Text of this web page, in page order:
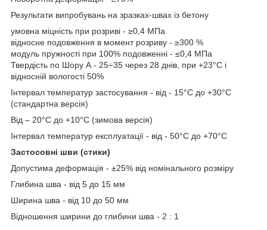
Результати випробувань на зразках-швах із бетону
умовна міцність при розриві - ≥0,4 МПа
відносне подовження в момент розриву - ≥300 %
модуль пружності при 100% подовженні - ≤0,4 МПа
Твердість по Шору А - 25÷35 через 28 днів, при +23°C і
відносній вологості 50%
Інтервал температур застосування - від - 15°C до +30°C
(стандартна версія)
Від – 20°C до +10°C (зимова версія)
Інтервал температур експлуатації - від - 50°C до +70°C
Застосовні шви (стики)
Допустима деформація - ±25% від номінального розміру
Глибина шва - від 5 до 15 мм
Ширина шва - від 10 до 50 мм
Відношення ширини до глибини шва - 2 : 1